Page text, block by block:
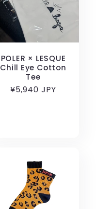
POLER × LESQUE
Chill Eye Cotton
Tee
通
¥5,940 JPY